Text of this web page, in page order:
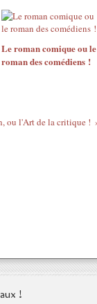
Le roman comique ou le
roman des comédiens !
ou l'Art de la critique !
!